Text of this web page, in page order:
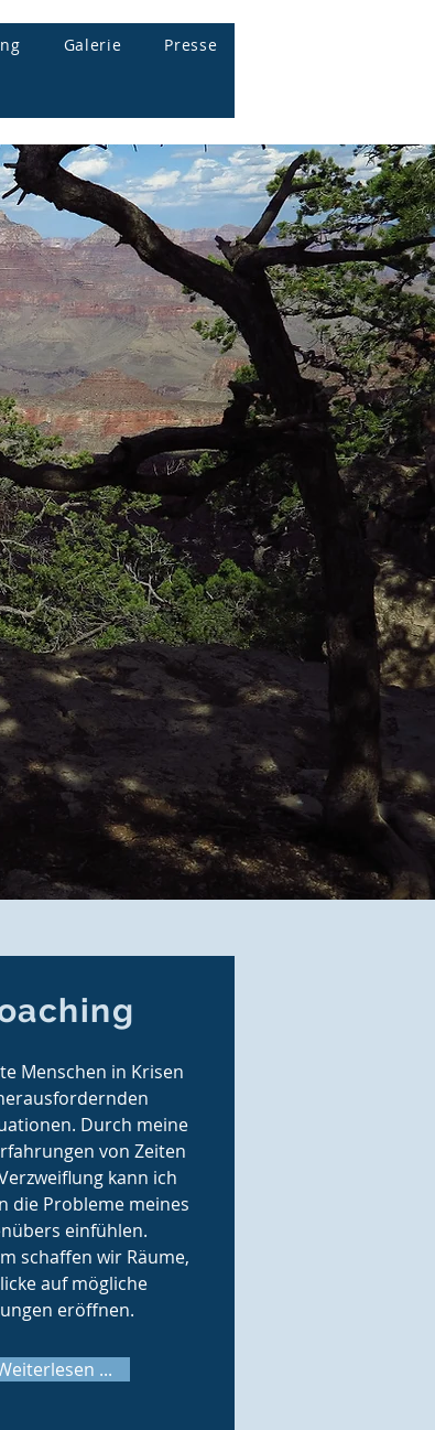
Galerie Presse
Sterben?
| BERLIN
Menschen in Krisen
Durch meine
von Zeiten
kann ich
die Probleme meines
einfühlen.
schaffen wir Räume,
auf mögliche
eröffnen.
...